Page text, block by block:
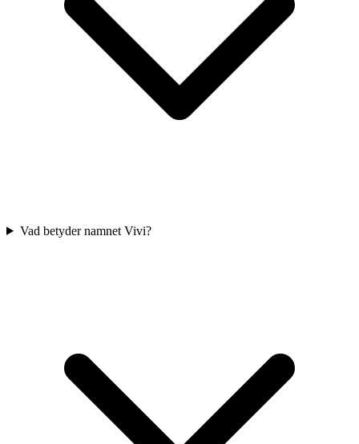
Vad betyder namnet Vivi?